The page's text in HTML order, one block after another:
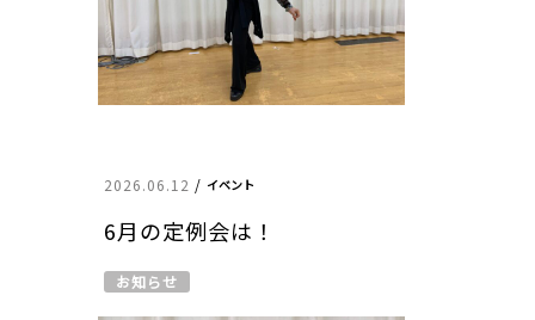
2026.06.12 / イベント
6月の定例会は！
お知らせ